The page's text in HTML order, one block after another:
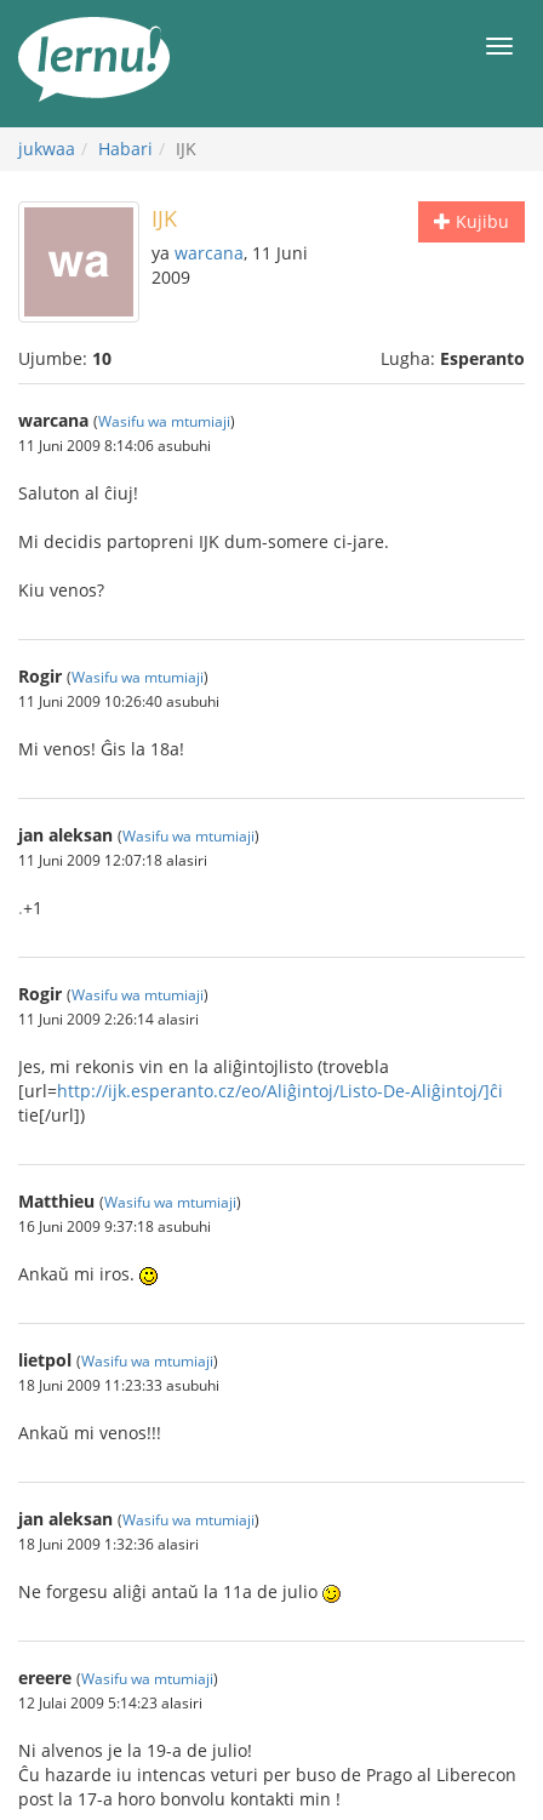
maudhui
jukwaa Habari IJK
Kujibu
IJK
ya warcana, 11 Juni
2009
Ujumbe: 10 Lugha: Esperanto
warcana (Wasifu wa mtumiaji)
11 Juni 2009 8:14:06 asubuhi
Saluton al ĉiuj!
Mi decidis partopreni IJK dum-somere ci-jare.
Kiu venos?
Rogir (Wasifu wa mtumiaji)
11 Juni 2009 10:26:40 asubuhi
Mi venos! Ĝis la 18a!
jan aleksan (Wasifu wa mtumiaji)
11 Juni 2009 12:07:18 alasiri
.+1
Rogir (Wasifu wa mtumiaji)
11 Juni 2009 2:26:14 alasiri
Jes, mi rekonis vin en la aliĝintojlisto (trovebla
[url=http://ijk.esperanto.cz/eo/Aliĝintoj/Listo-De-Aliĝintoj/]ĉi
tie[/url])
Matthieu (Wasifu wa mtumiaji)
16 Juni 2009 9:37:18 asubuhi
Ankaŭ mi iros.
lietpol (Wasifu wa mtumiaji)
18 Juni 2009 11:23:33 asubuhi
Ankaŭ mi venos!!!
jan aleksan (Wasifu wa mtumiaji)
18 Juni 2009 1:32:36 alasiri
Ne forgesu aliĝi antaŭ la 11a de julio
ereere (Wasifu wa mtumiaji)
12 Julai 2009 5:14:23 alasiri
Ni alvenos je la 19-a de julio!
Ĉu hazarde iu intencas veturi per buso de Prago al Liberecon
post la 17-a horo bonvolu kontakti min !